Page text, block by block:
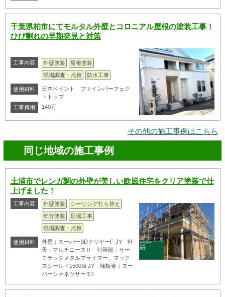
千葉県柏市にてモルタル外壁とコロニアル屋根の塗装工事！
ひび割れの早期発見と対策
工事内容 外壁塗装
屋根塗装
現場調査・点検
防水工事
使用材料
日本ペイント ファインパーフェク
トトップ
工事費用
140万
その他の施工事例はこちら
同じ地域の施工事例
土浦市でレンガ調の外壁が美しい欧風住宅をクリア塗装で仕
上げました！
工事内容 外壁塗装
シーリング打ち替え
部分塗装
足場工事
現場調査・点検
使用材料
外壁：スーパーSDクリヤーF-JY 軒
天：マルチエースⅡ 付帯部：サー
モテックメタルプライマー、マック
スシールド1500Si-JY 棟板金：スー
パーシャネツサーモF